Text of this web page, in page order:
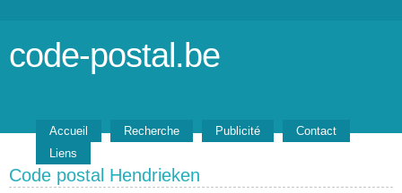
code-postal.be
Accueil Recherche Publicité
Contact
Liens
Code postal Hendrieken